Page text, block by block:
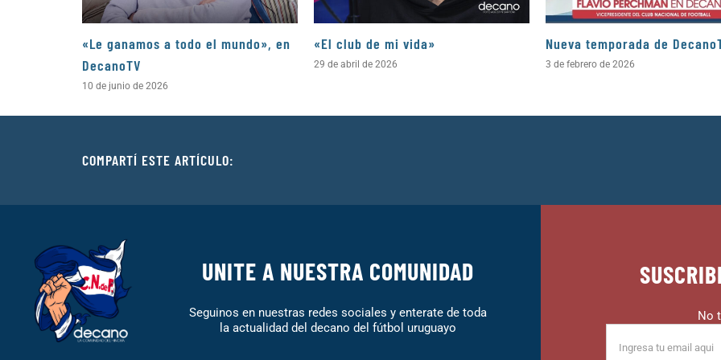
«Le ganamos a todo el mundo», en
DecanoTV
10 de junio de 2026
«El club de mi vida»
29 de abril de 2026
Nueva temporada de
3 de febrero de 2026
COMPARTÍ ESTE ARTÍCULO:
UNITE A NUESTRA COMUNIDAD
Seguinos en nuestras redes sociales y enterate de toda
la actualidad del decano del fútbol uruguayo
No